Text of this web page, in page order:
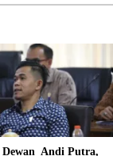
Dewan Andi Putra,